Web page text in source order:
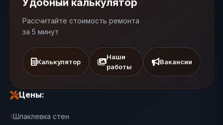
Удобный калькулятор
Рассчитайте стоимость ремонта
за 5 минут
Калькулятор
Наши
работы
Вакансии
Цены:
Шпаклевка стен